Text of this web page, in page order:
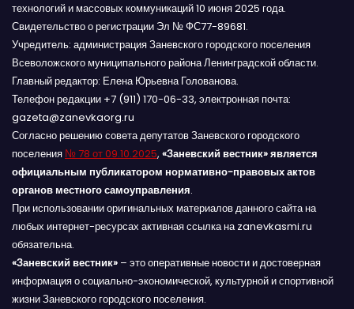
технологий и массовых коммуникаций 10 июня 2025 года.
Свидетельство о регистрации Эл № ФС77-89681.
Учредитель: администрация Заневского городского поселения
Всеволожского муниципального района Ленинградской области.
Главный редактор: Елена Юрьевна Голованова.
Телефон редакции +7 (911) 170-06-33, электронная почта:
gazeta@zanevkaorg.ru
Согласно решению совета депутатов Заневского городского
поселения № 78 от 09.10.2025, «Заневский вестник» является
официальным публикатором нормативно-правовых актов
органов местного самоуправления.
При использовании оригинальных материалов данного сайта на
любых интернет-ресурсах активная ссылка на zanevkasmi.ru
обязательна.
«Заневский вестник» – это оперативные новости и достоверная
информация о социально-экономической, культурной и спортивной
жизни Заневского городского поселения.